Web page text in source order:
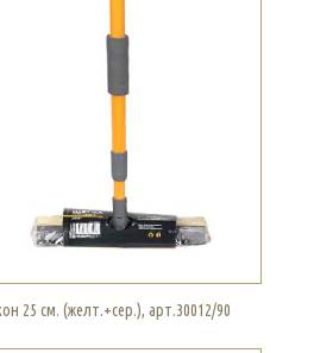
25 см. (желт.+сер.), арт.30012/90